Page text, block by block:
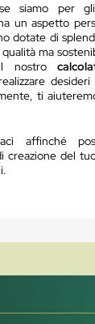
siamo per
un aspetto
dotate di
ma
nostro
desideri
ti
affinché
creazione del